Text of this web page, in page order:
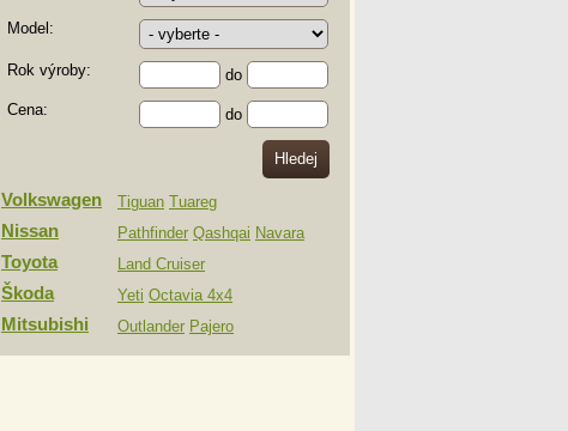
Model:
Rok výroby:
do
Cena:
do
Volkswagen Tiguan Tuareg
Nissan Pathfinder Qashqai Navara
Toyota Land Cruiser
Škoda Yeti Octavia 4x4
Mitsubishi Outlander Pajero